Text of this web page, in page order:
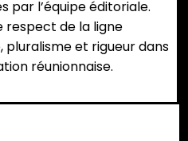
par l’équipe éditoriale.
de la ligne
pluralisme et rigueur dans
réunionnaise.